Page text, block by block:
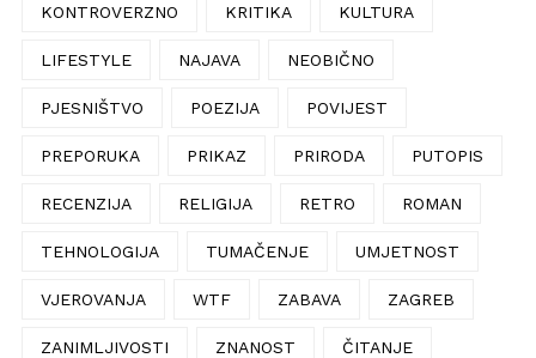
KONTROVERZNO KRITIKA KULTURA
LIFESTYLE NAJAVA NEOBIČNO
PJESNIŠTVO POEZIJA POVIJEST
PREPORUKA PRIKAZ PRIRODA PUTOPIS
RECENZIJA RELIGIJA RETRO ROMAN
TEHNOLOGIJA TUMAČENJE UMJETNOST
VJEROVANJA WTF ZABAVA ZAGREB
ZANIMLJIVOSTI ZNANOST ČITANJE